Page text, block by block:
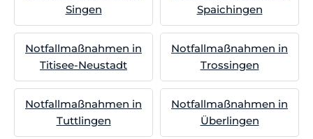
Singen
Spaichingen
Notfallmaßnahmen in
Titisee-Neustadt
Notfallmaßnahmen in
Trossingen
Notfallmaßnahmen in
Tuttlingen
Notfallmaßnahmen in
Überlingen